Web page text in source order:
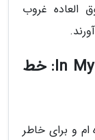
العاده غروب
9) سابرینا باربانت از In My Suitcase: خط
و برای خاطر